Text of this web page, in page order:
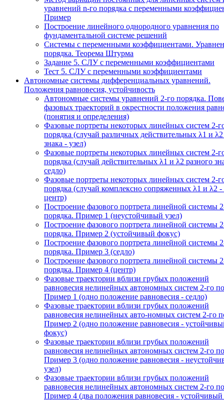
уравнений n-го порядка с переменными
Пример
Построение линейного однородного уравнения по
фундаментальной системе решений
Системы с переменными коэффициентами.
порядка. Теорема Штурма
Задание 5. СЛУ с переменными коэффициентами
Тест 5. СЛУ с переменными коэффициентами
Автономные системы дифференциальных уравнений.
Положения равновесия, устойчивость
Автономные системы уравнений 2-го порядка.
фазовых траекторий в окрестности положения
(понятия и определения)
Фазовые портреты некоторых линейных систем 2-
порядка (случай различных действительных λ1 и
знака - узел)
Фазовые портреты некоторых линейных систем 2-
порядка (случай действительных λ1 и λ2 разного
седло)
Фазовые портреты некоторых линейных систем 2-
порядка (случай комплексно сопряженных λ1 и λ2 -
центр)
Построение фазового портрета линейной системы
порядка. Пример 1 (неустойчивый узел)
Построение фазового портрета линейной системы
порядка. Пример 2 (устойчивый фокус)
Построение фазового портрета линейной системы
порядка. Пример 3 (седло)
Построение фазового портрета линейной системы
порядка. Пример 4 (центр)
Фазовые траектории вблизи грубых положений
равновесия нелинейных автономных систем 2-го
Пример 1 (одно положение равновесия - седло)
Фазовые траектории вблизи грубых положений
равновесия нелинейных авто-номных систем 2-го
Пример 2 (одно положение равновесия -
фокус)
Фазовые траектории вблизи грубых положений
равновесия нелинейных автономных систем 2-го
Пример 3 (одно положение равновесия -
узел)
Фазовые траектории вблизи грубых положений
равновесия нелинейных автономных систем 2-го
Пример 4 (два положения равновесия -